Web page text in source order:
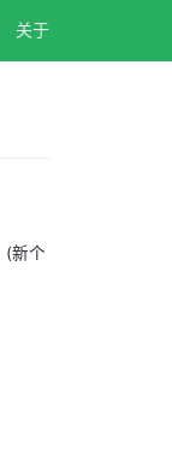
关于
(新个